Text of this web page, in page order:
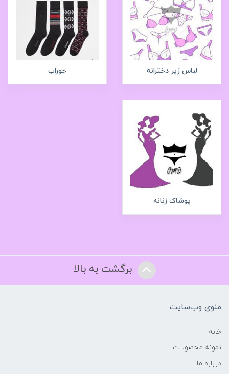
لباس زیر دخترانه جوراب
پوشاک زنانه
برگشت به بالا
منوی وب‌سایت
خانه
نمونه محصولات
درباره ما